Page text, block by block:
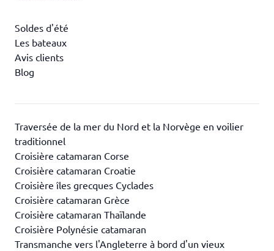
Soldes d'été
Les bateaux
Avis clients
Blog
Traversée de la mer du Nord et la Norvège en voilier
traditionnel
Croisière catamaran Corse
Croisière catamaran Croatie
Croisière îles grecques Cyclades
Croisière catamaran Grèce
Croisière catamaran Thaïlande
Croisière Polynésie catamaran
Transmanche vers l'Angleterre à bord d'un vieux